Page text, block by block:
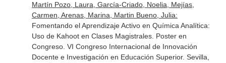
Martín Pozo, Laura, García-Criado, Noelia, Mejías,
Carmen, Arenas, Marina, Martin Bueno, Julia:
Fomentando el Aprendizaje Activo en Química Analítica:
Uso de Kahoot en Clases Magistrales. Poster en
Congreso. VI Congreso Internacional de Innovación
Docente e Investigación en Educación Superior. Sevilla,